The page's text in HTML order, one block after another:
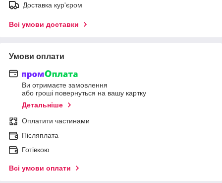
Доставка кур'єром
Всі умови доставки
Умови оплати
Ви отримаєте замовлення
або гроші повернуться на вашу картку
Детальніше
Оплатити частинами
Післяплата
Готівкою
Всі умови оплати